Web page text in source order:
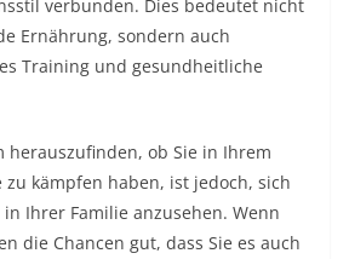
verbunden. Dies bedeutet nicht
Ernährung, sondern auch
Training und gesundheitliche
herauszufinden, ob Sie in Ihrem
zu kämpfen haben, ist jedoch, sich
Ihrer Familie anzusehen. Wenn
die Chancen gut, dass Sie es auch